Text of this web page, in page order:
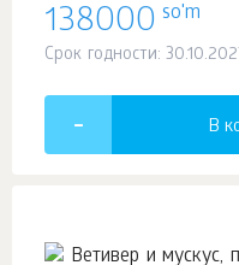
138000 so'm
Срок годности:
В